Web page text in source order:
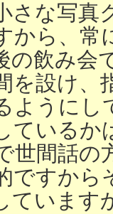
な写真
から、常
の飲み会
を設け、
ように
ている
世間話の
ですか
ています